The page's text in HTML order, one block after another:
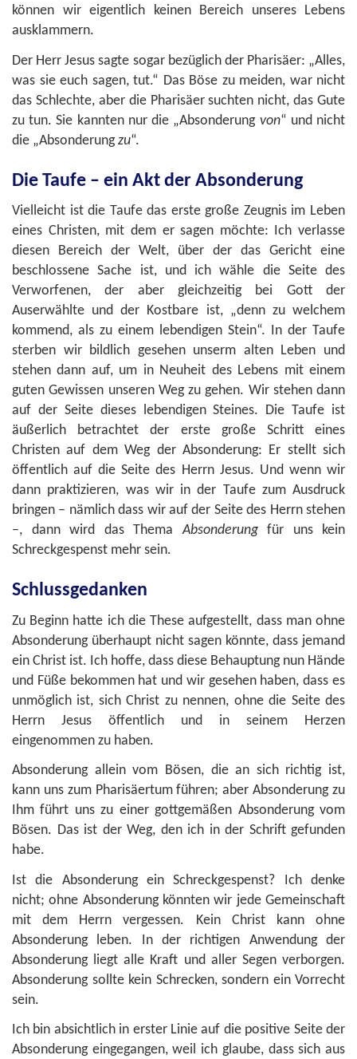
können wir eigentlich keinen Bereich unseres Lebens
ausklammern.
Der Herr Jesus sagte sogar bezüglich der Pharisäer: „Alles,
was sie euch sagen, tut.“ Das Böse zu meiden, war nicht
das Schlechte, aber die Pharisäer suchten nicht, das Gute
zu tun. Sie kannten nur die „Absonderung von“ und nicht
die „Absonderungzu“.
Die Taufe – ein Akt der Absonderung
Vielleicht ist die Taufe das erste große Zeugnis im Leben
eines Christen, mit dem er sagen möchte: Ich verlasse
diesen Bereich der Welt, über der das Gericht eine
beschlossene Sache ist, und ich wähle die Seite des
Verworfenen, der aber gleichzeitig bei Gott der
Auserwählte und der Kostbare ist, „denn zu welchem
kommend, als zu einem lebendigen Stein“. In der Taufe
sterben wir bildlich gesehen unserm alten Leben und
stehen dann auf, um in Neuheit des Lebens mit einem
guten Gewissen unseren Weg zu gehen. Wir stehen dann
auf der Seite dieses lebendigen Steines. Die Taufe ist
äußerlich betrachtet der erste große Schritt eines
Christen auf dem Weg der Absonderung: Er stellt sich
öffentlich auf die Seite des Herrn Jesus. Und wenn wir
dann praktizieren, was wir in der Taufe zum Ausdruck
bringen – nämlich dass wir auf der Seite des Herrn stehen
–, dann wird das ThemaAbsonderungfür uns kein
Schreckgespenst mehr sein.
Schlussgedanken
Zu Beginn hatte ich die These aufgestellt, dass man ohne
Absonderung überhaupt nicht sagen könnte, dass jemand
ein Christ ist. Ich hoffe, dass diese Behauptung nun Hände
und Füße bekommen hat und wir gesehen haben, dass es
unmöglich ist, sich Christ zu nennen, ohne die Seite des
Herrn Jesus öffentlich und in seinem Herzen
eingenommen zu haben.
Absonderung allein vom Bösen, die an sich richtig ist,
kann uns zum Pharisäertum führen; aber Absonderung zu
Ihm führt uns zu einer gottgemäßen Absonderung vom
Bösen. Das ist der Weg, den ich in der Schrift gefunden
habe.
Ist die Absonderung ein Schreckgespenst? Ich denke
nicht; ohne Absonderung könnten wir jede Gemeinschaft
mit dem Herrn vergessen. Kein Christ kann ohne
Absonderung leben. In der richtigen Anwendung der
Absonderung liegt alle Kraft und aller Segen verborgen.
Absonderung sollte kein Schrecken, sondern ein Vorrecht
sein.
Ich bin absichtlich in erster Linie auf die positive Seite der
Absonderung eingegangen, weil ich glaube, dass sich aus